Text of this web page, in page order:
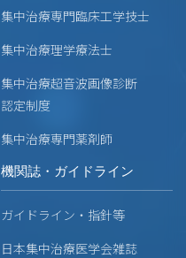
集中治療専門臨床工学技士
集中治療理学療法士
集中治療超音波画像診断
認定制度
集中治療専門薬剤師
機関誌・ガイドライン
ガイドライン・指針等
日本集中治療医学会雑誌